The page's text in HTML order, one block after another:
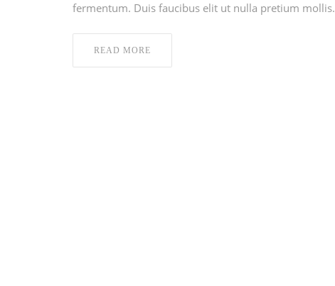
fermentum. Duis faucibus elit ut nulla pretium mollis.
READ MORE